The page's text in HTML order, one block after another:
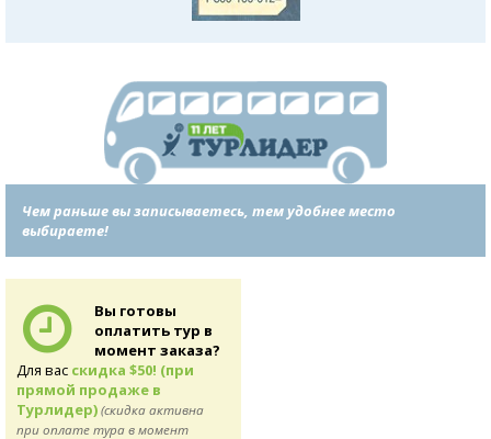
Чем раньше вы записываетесь, тем удобнее место
выбираете!
Вы готовы
оплатить тур в
момент заказа?
Для вас скидка $50! (при
прямой продаже в
Турлидер) (скидка активна
при оплате тура в момент